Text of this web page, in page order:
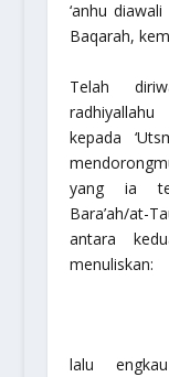
‘anhu
Baqarah,
Telah
radhiyallahu
kepada
yang ia
Bara’ah/at-
antara
menuliskan:
lalu